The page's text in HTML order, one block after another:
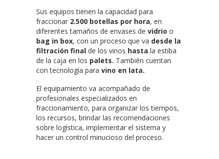
Sus equipos tienen la capacidad para
fraccionar 2.500 botellas por hora, en
diferentes tamaños de envases de vidrio o
bag in box, con un proceso que va desde la
filtración final de los vinos hasta la estiba
de la caja en los palets. También cuentan
con tecnología para vino en lata.
El equipamiento va acompañado de
profesionales especializados en
fraccionamiento, para organizar los tiempos,
los recursos, brindar las recomendaciones
sobre logística, implementar el sistema y
hacer un control minucioso del proceso.